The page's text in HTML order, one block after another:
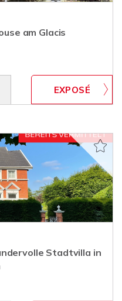
am Glacis
Stadtvilla in